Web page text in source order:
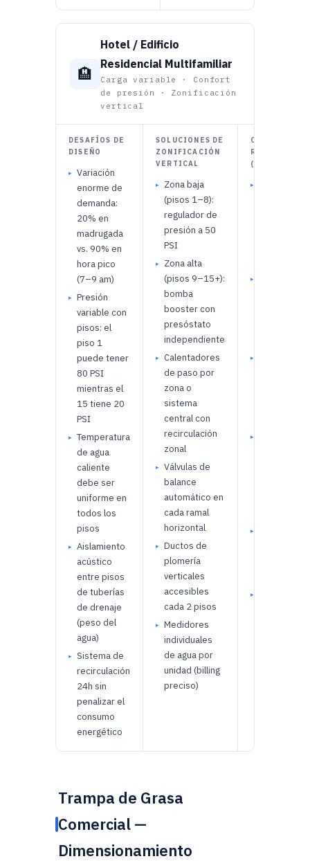
🏨
Hotel / Edificio
Residencial Multifamiliar
Carga variable · Confort
de presión · Zonificación
vertical
DESAFÍOS DE
DISEÑO
Variación
enorme de
demanda:
20% en
madrugada
vs. 90% en
hora pico
(7–9 am)
Presión
variable con
pisos: el
piso 1
puede tener
80 PSI
mientras el
15 tiene 20
PSI
Temperatura
de agua
caliente
debe ser
uniforme en
todos los
pisos
Aislamiento
acústico
entre pisos
de tuberías
de drenaje
(peso del
agua)
Sistema de
recirculación
24h sin
penalizar el
consumo
energético
SOLUCIONES DE
ZONIFICACIÓN
VERTICAL
Zona baja
(pisos 1–8):
regulador de
presión a 50
PSI
Zona alta
(pisos 9–15+):
bomba
booster con
presóstato
independiente
Calentadores
de paso por
zona o
sistema
central con
recirculación
zonal
Válvulas de
balance
automático en
cada ramal
horizontal
Ductos de
plomería
verticales
accesibles
cada 2 pisos
Medidores
individuales
de agua por
unidad (billing
preciso)
CONTROL DE
RUIDO
(ACÚSTICA)
Trampa de Grasa
Comercial —
Dimensionamiento